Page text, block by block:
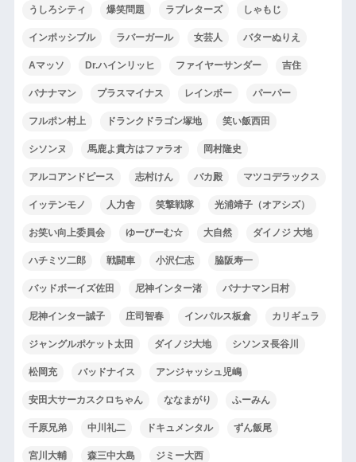
うしろシティ 爆笑問題 ラブレターズ しゃもじ
インポッシブル ラバーガール 女芸人 バターぬりえ
Aマッソ Dr.ハインリッヒ ファイヤーサンダー 吉住
バナナマン プラスマイナス レインボー パーパー
フルポン村上 ドランクドラゴン塚地 笑い飯西田
シソンヌ 馬鹿よ貴方はファラオ 岡村隆史
アルコアンドピース 志村けん バカ殿 マツコデラックス
イッテンモノ 人力舎 笑撃戦隊 光浦靖子（オアシズ）
お笑い向上委員会 ゆーびーむ☆ 大自然 ダイノジ 大地
ハチミツ二郎 戦闘車 小沢仁志 脇阪寿一
バッドボーイズ佐田 尼神インター渚 バナナマン日村
尼神インター誠子 庄司智春 インパルス板倉 カリギュラ
ジャングルポケット太田 ダイノジ大地 シソンヌ長谷川
松岡充 バッドナイス アンジャッシュ児嶋
安田大サーカスクロちゃん ななまがり ふーみん
千原兄弟 中川礼二 ドキュメンタル ずん飯尾
宮川大輔 森三中大島 ジミー大西